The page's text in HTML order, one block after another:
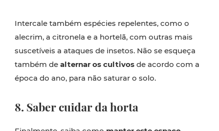
Intercale também espécies repelentes, como o
alecrim, a citronela e a hortelã, com outras mais
suscetíveis a ataques de insetos. Não se esqueça
também de alternar os cultivos de acordo com a
época do ano, para não saturar o solo.
8. Saber cuidar da horta